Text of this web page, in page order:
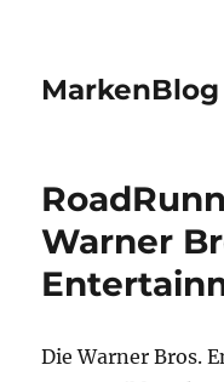
MarkenBlog
Warner
Die Warner Bros.